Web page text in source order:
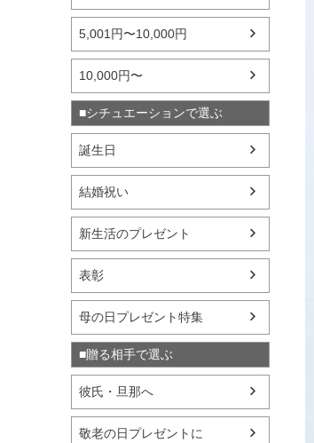
5,001円〜10,000円
10,000円〜
■シチュエーションで選ぶ
誕生日
結婚祝い
新生活のプレゼント
表彰
母の日プレゼント特集
■贈る相手で選ぶ
彼氏・旦那へ
敬老の日プレゼントに